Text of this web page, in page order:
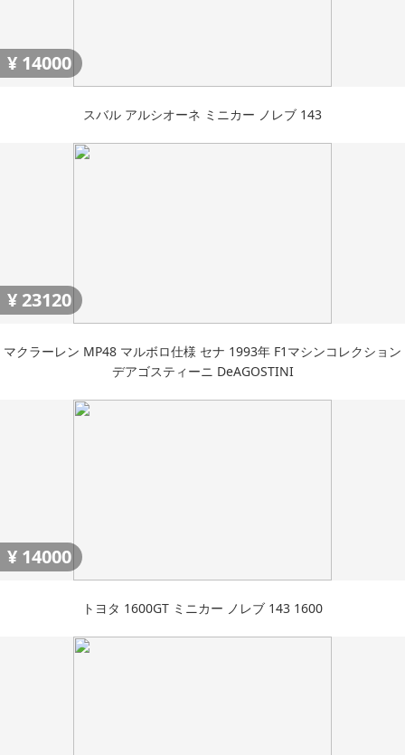
¥ 14000
スバル アルシオーネ ミニカー ノレブ 143
¥ 23120
マクラーレン MP48 マルボロ仕様 セナ 1993年 F1マシンコレクション
デアゴスティーニ DeAGOSTINI
¥ 14000
トヨタ 1600GT ミニカー ノレブ 143 1600